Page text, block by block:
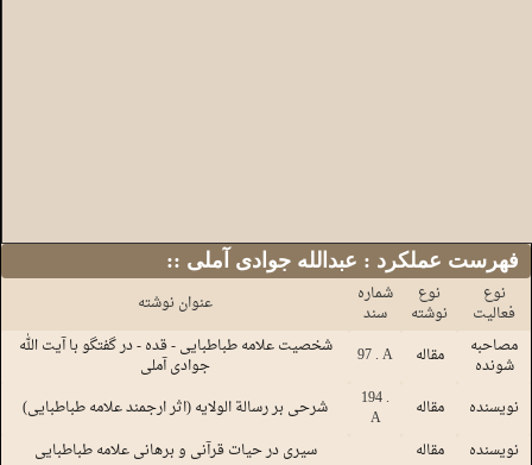
:: فهرست عملکرد : عبدالله جوادی آملی
عنوان نوشته شماره
سند
نوع
نوشته
نوع
فعالیت
شخصیت علامه طباطبایی - قده - در گفتگو با آیت الله
جوادی آملی 97 . A مقاله مصاحبه
شونده
شرحی بر رسالة الولایه (اثر ارجمند علامه طباطبایی)
194 .
A مقاله
نویسنده
سیری در حیات قرآنی و برهانی علامه طباطبایی
مقاله
نویسنده